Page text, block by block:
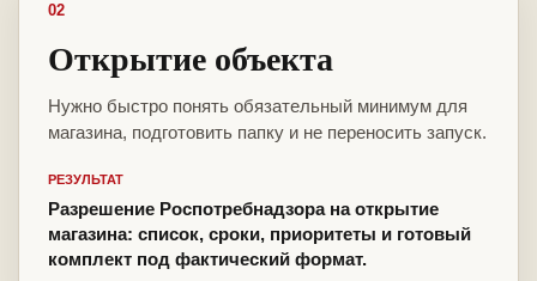
02
Открытие объекта
Нужно быстро понять обязательный минимум для
магазина, подготовить папку и не переносить запуск.
РЕЗУЛЬТАТ
Разрешение Роспотребнадзора на открытие
магазина: список, сроки, приоритеты и готовый
комплект под фактический формат.